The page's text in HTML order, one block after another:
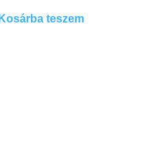
Kosárba teszem